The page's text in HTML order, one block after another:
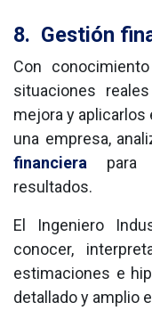
8. Gestión
Con
situaciones
mejora y
una empresa,
financiera para
resultados.
El Ingeniero
conocer,
estimaciones e
detallado y amplio